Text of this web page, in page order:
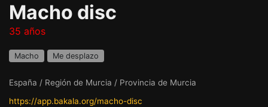
Macho disc
35 años
Macho Me desplazo
España / Región de Murcia / Provincia de Murcia
https://app.bakala.org/macho-disc